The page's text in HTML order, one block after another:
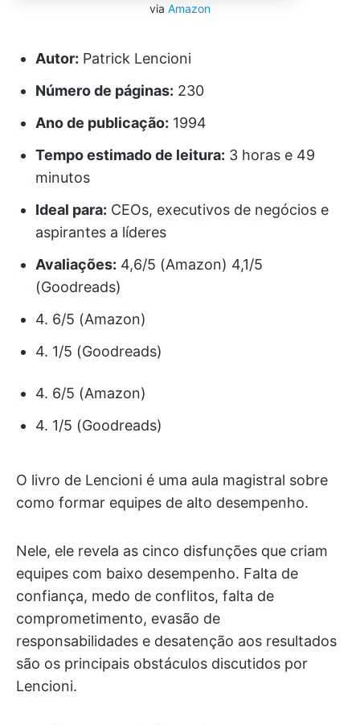
via Amazon
Autor: Patrick Lencioni
Número de páginas: 230
Ano de publicação: 1994
Tempo estimado de leitura: 3 horas e 49
minutos
Ideal para: CEOs, executivos de negócios e
aspirantes a líderes
Avaliações: 4,6/5 (Amazon) 4,1/5
(Goodreads)
4. 6/5 (Amazon)
4. 1/5 (Goodreads)
4. 6/5 (Amazon)
4. 1/5 (Goodreads)
O livro de Lencioni é uma aula magistral sobre
como formar equipes de alto desempenho.
Nele, ele revela as cinco disfunções que criam
equipes com baixo desempenho. Falta de
confiança, medo de conflitos, falta de
comprometimento, evasão de
responsabilidades e desatenção aos resultados
são os principais obstáculos discutidos por
Lencioni.